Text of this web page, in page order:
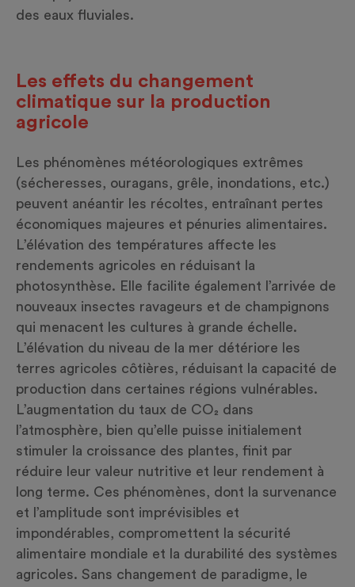
des eaux fluviales.
Les effets du changement
climatique sur la production
agricole
Les phénomènes météorologiques extrêmes
(sécheresses, ouragans, grêle, inondations, etc.)
peuvent anéantir les récoltes, entraînant pertes
économiques majeures et pénuries alimentaires.
L’élévation des températures affecte les
rendements agricoles en réduisant la
photosynthèse. Elle facilite également l’arrivée de
nouveaux insectes ravageurs et de champignons
qui menacent les cultures à grande échelle.
L’élévation du niveau de la mer détériore les
terres agricoles côtières, réduisant la capacité de
production dans certaines régions vulnérables.
L’augmentation du taux de CO₂ dans
l’atmosphère, bien qu’elle puisse initialement
stimuler la croissance des plantes, finit par
réduire leur valeur nutritive et leur rendement à
long terme. Ces phénomènes, dont la survenance
et l’amplitude sont imprévisibles et
impondérables, compromettent la sécurité
alimentaire mondiale et la durabilité des systèmes
agricoles. Sans changement de paradigme, le